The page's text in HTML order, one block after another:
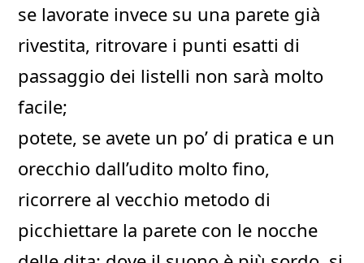
se lavorate invece su una parete già
rivestita, ritrovare i punti esatti di
passaggio dei listelli non sarà molto
facile;
potete, se avete un po’ di pratica e un
orecchio dall’udito molto fino,
ricorrere al vecchio metodo di
picchiettare la parete con le nocche